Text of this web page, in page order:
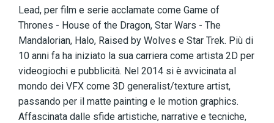
Lead, per film e serie acclamate come Game of
Thrones - House of the Dragon, Star Wars - The
Mandalorian, Halo, Raised by Wolves e Star Trek. Più di
10 anni fa ha iniziato la sua carriera come artista 2D per
videogiochi e pubblicità. Nel 2014 si è avvicinata al
mondo dei VFX come 3D generalist/texture artist,
passando per il matte painting e le motion graphics.
Affascinata dalle sfide artistiche, narrative e tecniche,